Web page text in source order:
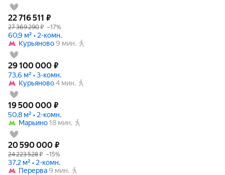
27 369 290₽ –17%
22 716 511 ₽
60,9 м² • 2-комн.
Курьяново9 мин.
29 100 000 ₽
73,6 м² • 3-комн.
Курьяново4 мин.
19 500 000 ₽
50,8 м² • 2-комн.
Марьино18 мин.
24 223 528₽ –15%
20 590 000 ₽
37,2 м² • 2-комн.
Перерва9 мин.